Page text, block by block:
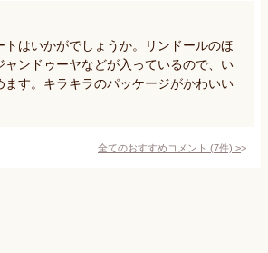
トはいかがでしょうか。リンドールのほ
ャンドゥーヤなどが入っているので、い
ます。キラキラのパッケージがかわいい
全てのおすすめコメント (7件) >